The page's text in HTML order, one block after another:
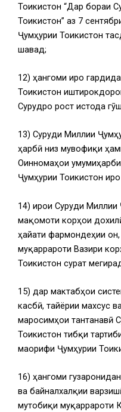
Тоҷикистон “Дар бораи
Тоҷикистон” аз 7
Ҷумҳурии Тоҷикистон
шавад;
12) ҳангоми иҷро
Тоҷикистон
Сурудро рост истода
13) Суруди Миллии
ҳарбӣ низ мувофиқи
Оинномаҳои
Ҷумҳурии Тоҷикистон
14) иҷрои Суруди
мақомоти корҳои
ҳайати фармондеҳии
муқаррароти Вазири
Тоҷикистон сурат
15) дар мактабҳои
касбӣ, тайёрии махсус
маросимҳои тантанавӣ
Тоҷикистон тибқи
маорифи Ҷумҳурии
16) ҳангоми
ва байналхалқии
мутобиқи муқаррароти